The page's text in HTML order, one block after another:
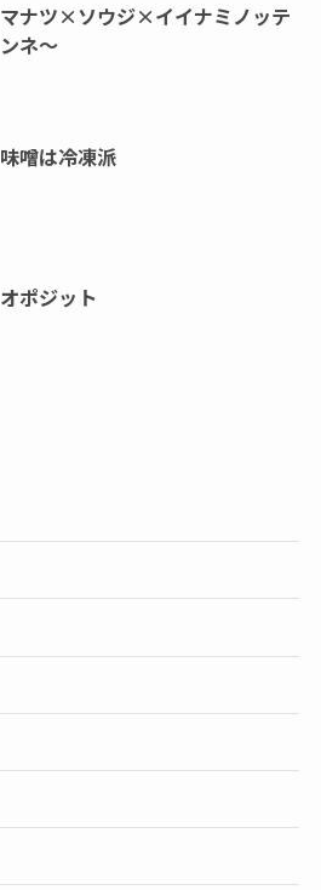
マナツ×ソウジ×イイナミノッテ
ンネ～
味噌は冷凍派
オポジット